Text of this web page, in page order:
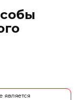
является